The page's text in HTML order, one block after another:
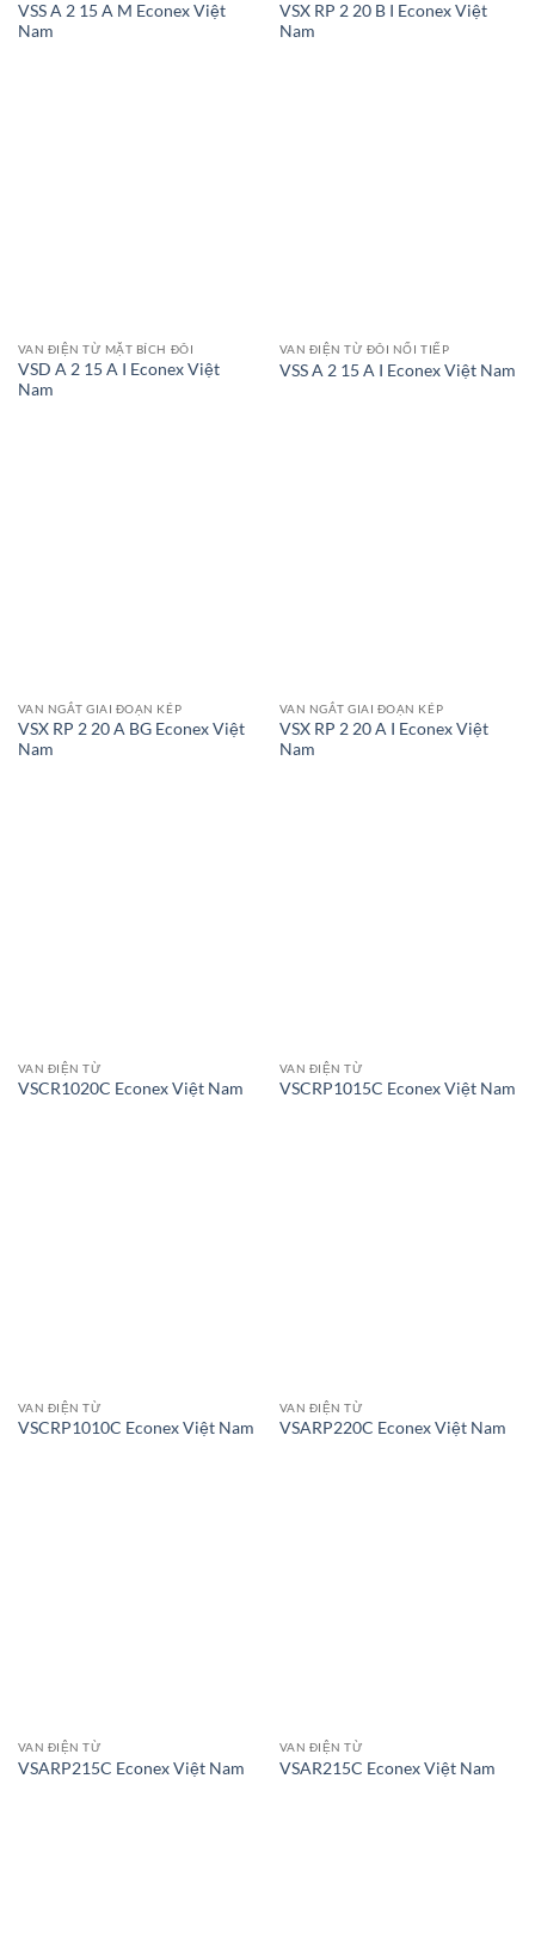
VSS A 2 15 A M Econex Việt
Nam
VSX RP 2 20 B I Econex Việt
Nam
VAN ĐIỆN TỪ MẶT BÍCH ĐÔI
VSD A 2 15 A I Econex Việt
Nam
VAN ĐIỆN TỪ ĐÔI NỐI TIẾP
VSS A 2 15 A I Econex Việt Nam
VAN NGẮT GIAI ĐOẠN KÉP
VSX RP 2 20 A BG Econex Việt
Nam
VAN NGẮT GIAI ĐOẠN KÉP
VSX RP 2 20 A I Econex Việt
Nam
VAN ĐIỆN TỪ
VSCR1020C Econex Việt Nam
VAN ĐIỆN TỪ
VSCRP1015C Econex Việt Nam
VAN ĐIỆN TỪ
VSCRP1010C Econex Việt Nam
VAN ĐIỆN TỪ
VSARP220C Econex Việt Nam
VAN ĐIỆN TỪ
VSARP215C Econex Việt Nam
VAN ĐIỆN TỪ
VSAR215C Econex Việt Nam